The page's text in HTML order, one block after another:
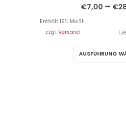
€7,00 – €
Enthält 19% MwSt.
zzgl. Versand
AUSFÜHRUNG